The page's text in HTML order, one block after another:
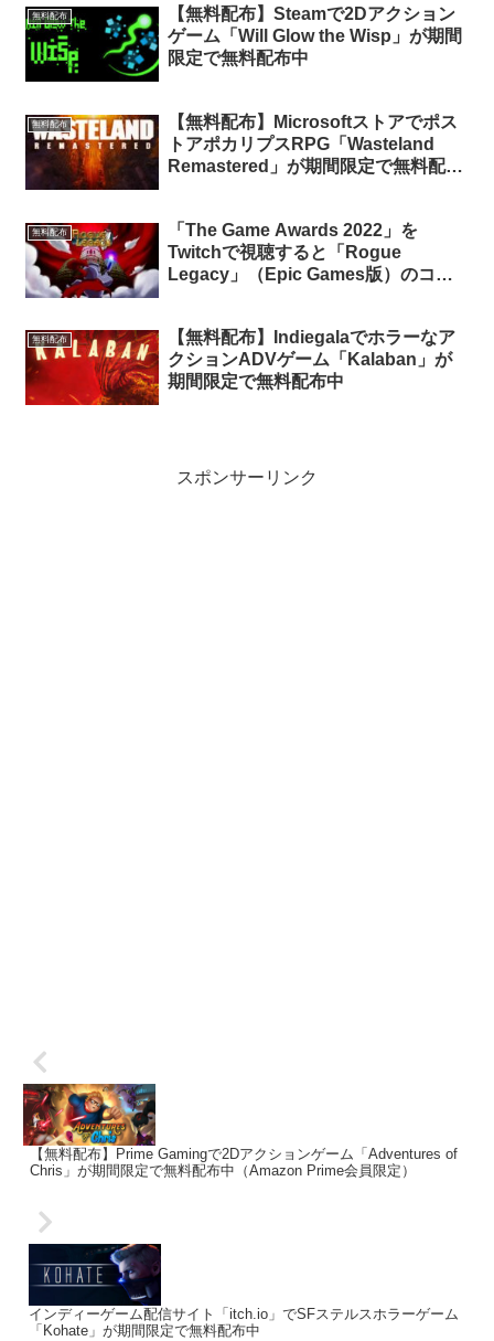
無料配布
【無料配布】Steamで2Dアクション
ゲーム「Will Glow the Wisp」が期間
限定で無料配布中
無料配布
【無料配布】Microsoftストアでポス
トアポカリプスRPG「Wasteland
Remastered」が期間限定で無料配布
無料配布
「The Game Awards 2022」を
Twitchで視聴すると「Rogue
Legacy」（Epic Games版）のコー
無料配布
【無料配布】Indiegalaでホラーなア
クションADVゲーム「Kalaban」が
期間限定で無料配布中
スポンサーリンク
【無料配布】Prime Gamingで2Dアクションゲーム「Adventures of
Chris」が期間限定で無料配布中（Amazon Prime会員限定）
インディーゲーム配信サイト「itch.io」でSFステルスホラーゲーム
「Kohate」が期間限定で無料配布中